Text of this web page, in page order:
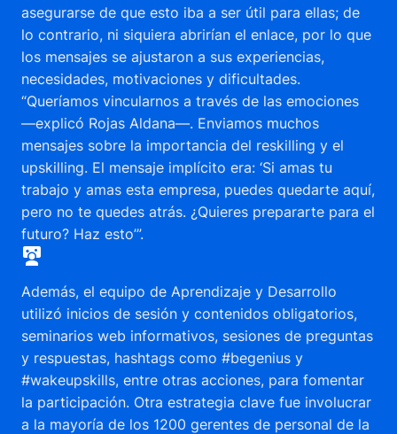
asegurarse de que esto iba a ser útil para ellas; de
lo contrario, ni siquiera abrirían el enlace, por lo que
los mensajes se ajustaron a sus experiencias,
necesidades, motivaciones y dificultades.
“Queríamos vincularnos a través de las emociones
—explicó Rojas Aldana—. Enviamos muchos
mensajes sobre la importancia del reskilling y el
upskilling. El mensaje implícito era: ‘Si amas tu
trabajo y amas esta empresa, puedes quedarte aquí,
pero no te quedes atrás. ¿Quieres prepararte para el
futuro? Haz esto’”.
Además, el equipo de Aprendizaje y Desarrollo
utilizó inicios de sesión y contenidos obligatorios,
seminarios web informativos, sesiones de preguntas
y respuestas, hashtags como #begenius y
#wakeupskills, entre otras acciones, para fomentar
la participación. Otra estrategia clave fue involucrar
a la mayoría de los 1200 gerentes de personal de la